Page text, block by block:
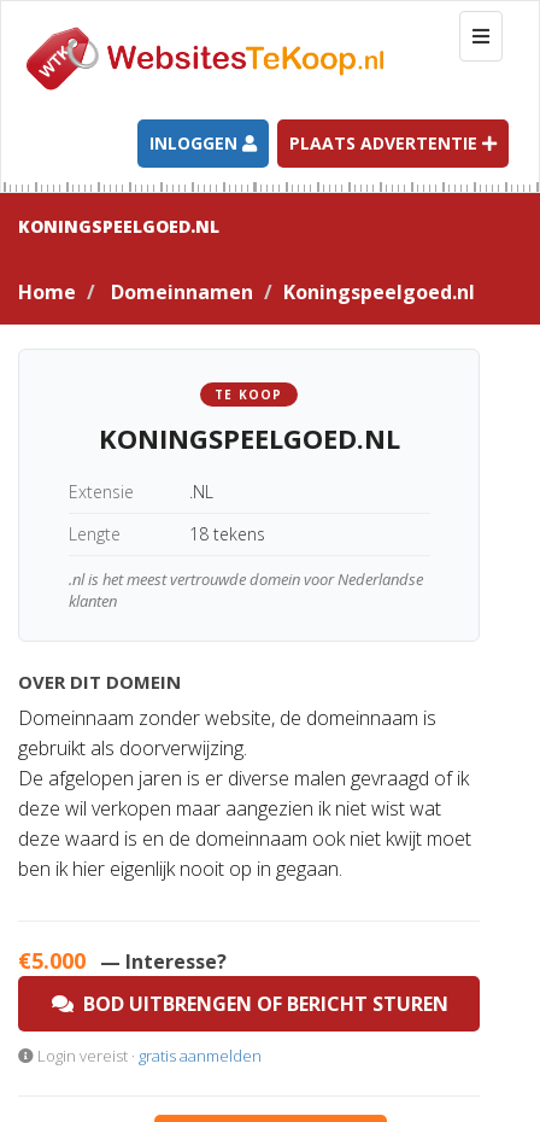
T
o
g
l
e
n
g
a
t
INLOGGEN PLAATS ADVERTENTIE
KONINGSPEELGOED.NL
Home Domeinnamen Koningspeelgoed.nl
TE KOOP
KONINGSPEELGOED.NL
Extensie
.NL
Lengte
18 tekens
.nl is het meest vertrouwde domein voor Nederlandse
klanten
OVER DIT DOMEIN
Domeinnaam zonder website, de domeinnaam is
gebruikt als doorverwijzing.
De afgelopen jaren is er diverse malen gevraagd of ik
deze wil verkopen maar aangezien ik niet wist wat
deze waard is en de domeinnaam ook niet kwijt moet
ben ik hier eigenlijk nooit op in gegaan.
€5.000 — Interesse?
BOD UITBRENGEN OF BERICHT STUREN
Login vereist · gratis aanmelden